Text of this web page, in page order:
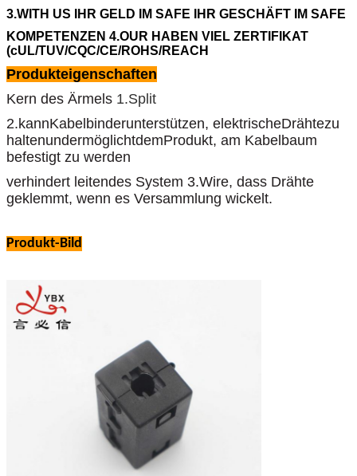
3.WITH US IHR GELD IM SAFE IHR GESCHÄFT IM SAFE
KOMPETENZEN 4.OUR HABEN VIEL ZERTIFIKAT
(cUL/TUV/CQC/CE/ROHS/REACH
Produkteigenschaften
Kern des Ärmels 1.Split
2.kannKabelbinderunterstützen, elektrischeDrähtezu
haltenundermöglichtdemProdukt, am Kabelbaum
befestigt zu werden
verhindert leitendes System 3.Wire, dass Drähte
geklemmt, wenn es Versammlung wickelt.
Produkt-Bild